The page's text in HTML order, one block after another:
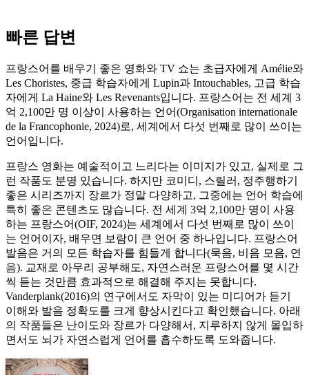
빠른 답변
프랑스어를 배우기 좋은 영화와 TV 쇼는 초급자에게 Amélie와
Les Choristes, 중급 학습자에게 Lupin과 Intouchables, 고급 학습
자에게 La Haine와 Les Revenants입니다. 프랑스어는 전 세계 3
억 2,100만 명 이상이 사용하는 언어(Organisation internationale
de la Francophonie, 2024)로, 세계에서 다섯 번째로 많이 쓰이는
언어입니다.
프랑스 영화는 예술적이고 느리다는 이미지가 있고, 실제로 그
런 작품도 분명 있습니다. 하지만 코미디, 스릴러, 정주행하기
좋은 시리즈까지 장르가 정말 다양하고, 그중에는 언어 학습에
특히 좋은 콘텐츠도 많습니다. 전 세계 3억 2,100만 명이 사용
하는 프랑스어(OIF, 2024)는 세계에서 다섯 번째로 많이 쓰이
는 언어이자, 배우면 보람이 큰 언어 중 하나입니다. 프랑스어
발음은 거의 모든 학습자를 힘들게 합니다(묵음, 비음 모음, 연
음). 교재로 아무리 공부해도, 자연스러운 프랑스어를 몇 시간
씩 듣는 것만큼 효과적으로 해결해 주지는 못합니다.
Vanderplank(2016)의 연구에서도 자막이 있는 미디어가 듣기
이해와 발음 정확도를 크게 향상시킨다고 확인했습니다. 아래
의 작품들은 난이도와 장르가 다양해서, 지루하지 않게 몰입하
면서도 뇌가 자연스럽게 언어를 흡수하도록 도와줍니다.